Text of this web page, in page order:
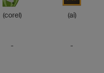
(corel) (ai)
- -